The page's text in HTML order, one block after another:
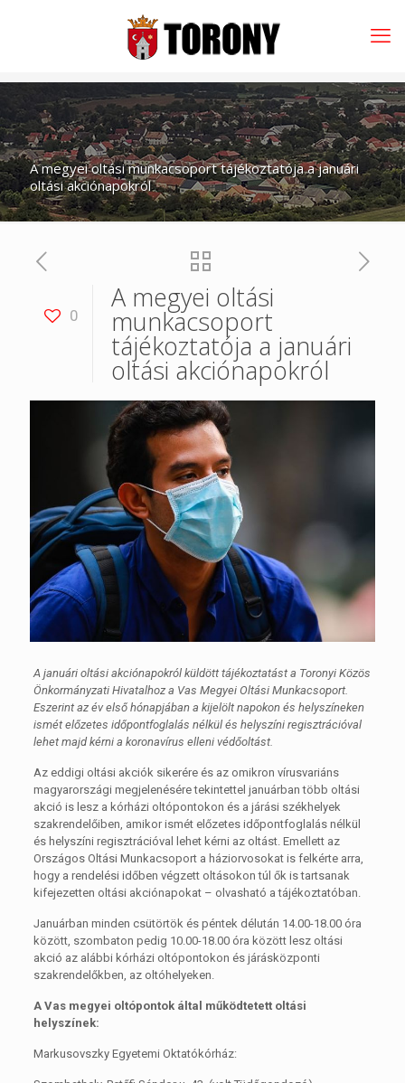
A megyei oltási munkacsoport tájékoztatója a januári
oltási akciónapokról
0
A megyei oltási
munkacsoport
tájékoztatója a januári
oltási akciónapokról
A januári oltási akciónapokról küldött tájékoztatást a Toronyi Közös
Önkormányzati Hivatalhoz a Vas Megyei Oltási Munkacsoport.
Eszerint az év első hónapjában a kijelölt napokon és helyszíneken
ismét előzetes időpontfoglalás nélkül és helyszíni regisztrációval
lehet majd kérni a koronavírus elleni védőoltást.
Az eddigi oltási akciók sikerére és az omikron vírusvariáns
magyarországi megjelenésére tekintettel januárban több oltási
akció is lesz a kórházi oltópontokon és a járási székhelyek
szakrendelőiben, amikor ismét előzetes időpontfoglalás nélkül
és helyszíni regisztrációval lehet kérni az oltást. Emellett az
Országos Oltási Munkacsoport a háziorvosokat is felkérte arra,
hogy a rendelési időben végzett oltásokon túl ők is tartsanak
kifejezetten oltási akciónapokat – olvasható a tájékoztatóban.
Januárban minden csütörtök és péntek délután 14.00-18.00 óra
között, szombaton pedig 10.00-18.00 óra között lesz oltási
akció az alábbi kórházi oltópontokon és járásközponti
szakrendelőkben, az oltóhelyeken.
A Vas megyei oltópontok által működtetett oltási
helyszínek:
Markusovszky Egyetemi Oktatókórház: